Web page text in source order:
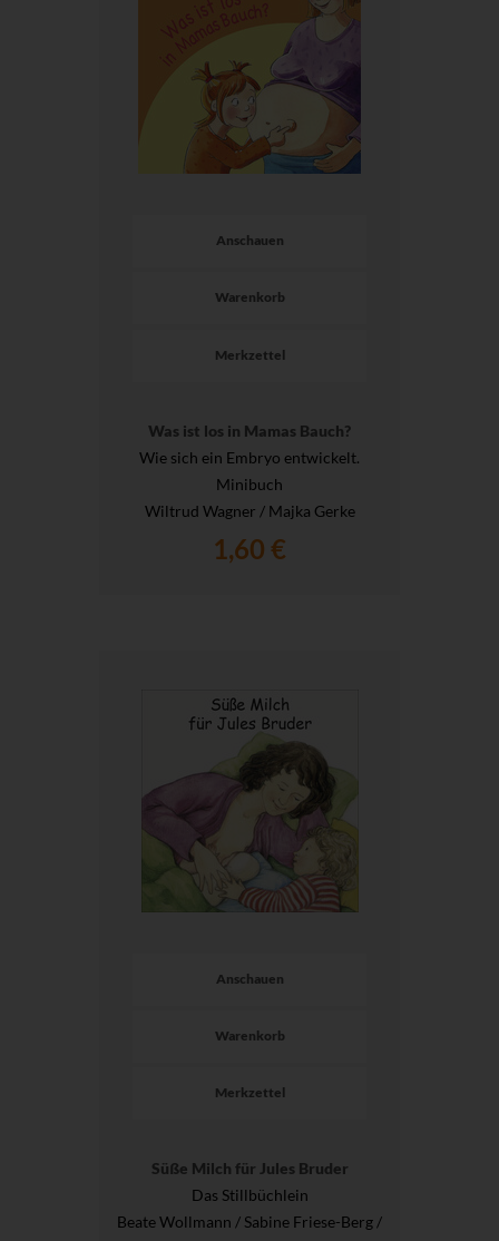
Anschauen
Warenkorb
Merkzettel
Was ist los in Mamas Bauch?
Wie sich ein Embryo entwickelt.
Minibuch
Wiltrud Wagner / Majka Gerke
1,60 €
Anschauen
Warenkorb
Merkzettel
Süße Milch für Jules Bruder
Das Stillbüchlein
Beate Wollmann / Sabine Friese-Berg /